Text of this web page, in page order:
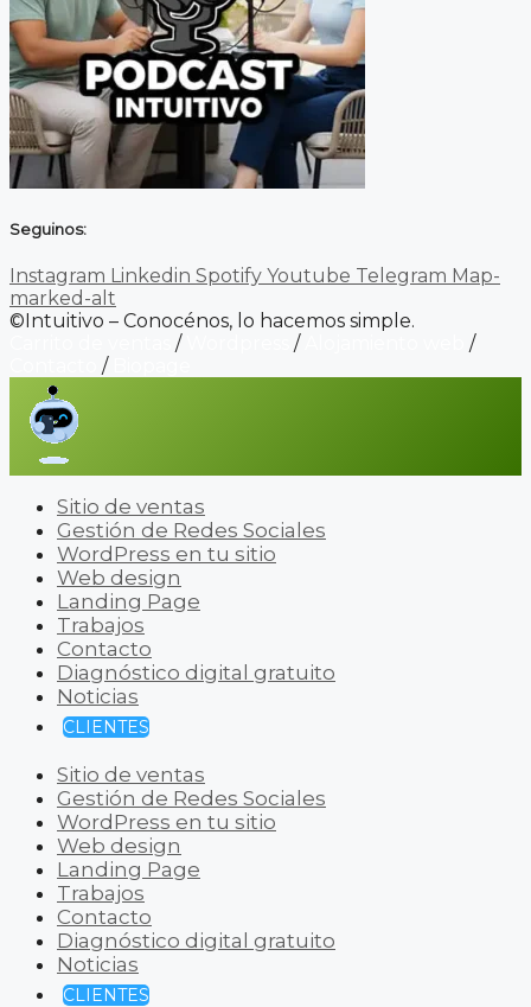
Seguinos:
Instagram Linkedin Spotify Youtube Telegram Map-
marked-alt
©Intuitivo – Conocénos, lo hacemos simple.
/ /
/
/
Sitio de ventas
Gestión de Redes Sociales
WordPress en tu sitio
Web design
Landing Page
Trabajos
Contacto
Diagnóstico digital gratuito
Noticias
CLIENTES
Sitio de ventas
Gestión de Redes Sociales
WordPress en tu sitio
Web design
Landing Page
Trabajos
Contacto
Diagnóstico digital gratuito
Noticias
CLIENTES